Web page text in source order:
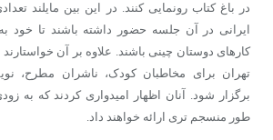
در باغ کتاب رونمایی کنند. در این بین مایلند
ایرانی در آن جلسه حضور داشته باشند تا خود
کارهای دوستان چینی باشند. علاوه بر آن
تهران برای مخاطبان کودک، ناشران مطرح،
برگزار شود. آنان اظهار امیدواری کردند که به
طور منسجم تری ارائه خواهند داد.